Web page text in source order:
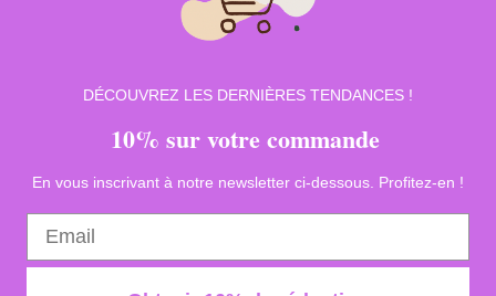
DÉCOUVREZ LES DERNIÈRES TENDANCES !
10% sur votre commande
En vous inscrivant à notre newsletter ci-dessous. Profitez-en !